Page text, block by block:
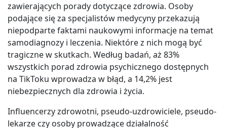
zawierających porady dotyczące zdrowia. Osoby
podające się za specjalistów medycyny przekazują
niepodparte faktami naukowymi informacje na temat
samodiagnozy i leczenia. Niektóre z nich mogą być
tragiczne w skutkach. Według badań, aż 83%
wszystkich porad zdrowia psychicznego dostępnych
na TikToku wprowadza w błąd, a 14,2% jest
niebezpiecznych dla zdrowia i życia.
Influencerzy zdrowotni, pseudo-uzdrowiciele, pseudo-
lekarze czy osoby prowadzące działalność